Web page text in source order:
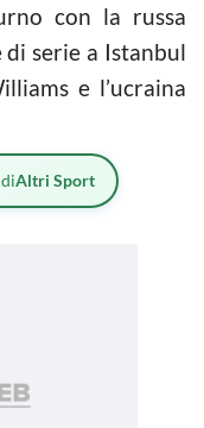
con la russa
serie a Istanbul
e l’ucraina
Altri Sport